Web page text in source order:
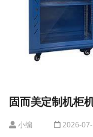
固而美定制机柜
小编 2026-